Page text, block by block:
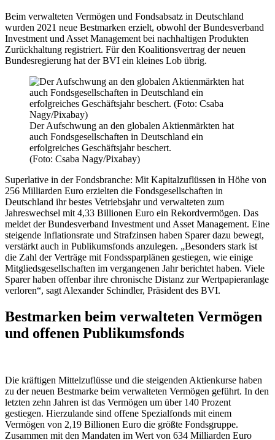
Beim verwalteten Vermögen und Fondsabsatz in Deutschland
wurden 2021 neue Bestmarken erzielt, obwohl der Bundesverband
Investment und Asset Management bei nachhaltigen Produkten
Zurückhaltung registriert. Für den Koalitionsvertrag der neuen
Bundesregierung hat der BVI ein kleines Lob übrig.
Der Aufschwung an den globalen Aktienmärkten hat
auch Fondsgesellschaften in Deutschland ein
erfolgreiches Geschäftsjahr beschert.
(Foto: Csaba Nagy/Pixabay)
Superlative in der Fondsbranche: Mit Kapitalzuflüssen in Höhe von
256 Milliarden Euro erzielten die Fondsgesellschaften in
Deutschland ihr bestes Vetriebsjahr und verwalteten zum
Jahreswechsel mit 4,33 Billionen Euro ein Rekordvermögen. Das
meldet der Bundesverband Investment und Asset Management. Eine
steigende Inflationsrate und Strafzinsen haben Sparer dazu bewegt,
verstärkt auch in Publikumsfonds anzulegen. „Besonders stark ist
die Zahl der Verträge mit Fondssparplänen gestiegen, wie einige
Mitgliedsgesellschaften im vergangenen Jahr berichtet haben. Viele
Sparer haben offenbar ihre chronische Distanz zur Wertpapieranlage
verloren“, sagt Alexander Schindler, Präsident des BVI.
Bestmarken beim verwalteten Vermögen
und offenen Publikumsfonds
Die kräftigen Mittelzuflüsse und die steigenden Aktienkurse haben
zu der neuen Bestmarke beim verwalteten Vermögen geführt. In den
letzten zehn Jahren ist das Vermögen um über 140 Prozent
gestiegen. Hierzulande sind offene Spezialfonds mit einem
Vermögen von 2,19 Billionen Euro die größte Fondsgruppe.
Zusammen mit den Mandaten im Wert von 634 Milliarden Euro